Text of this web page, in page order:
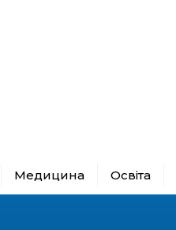
Медицина Освіта